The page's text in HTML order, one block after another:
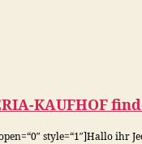
KAUFHOF
style=“1″]Hallo